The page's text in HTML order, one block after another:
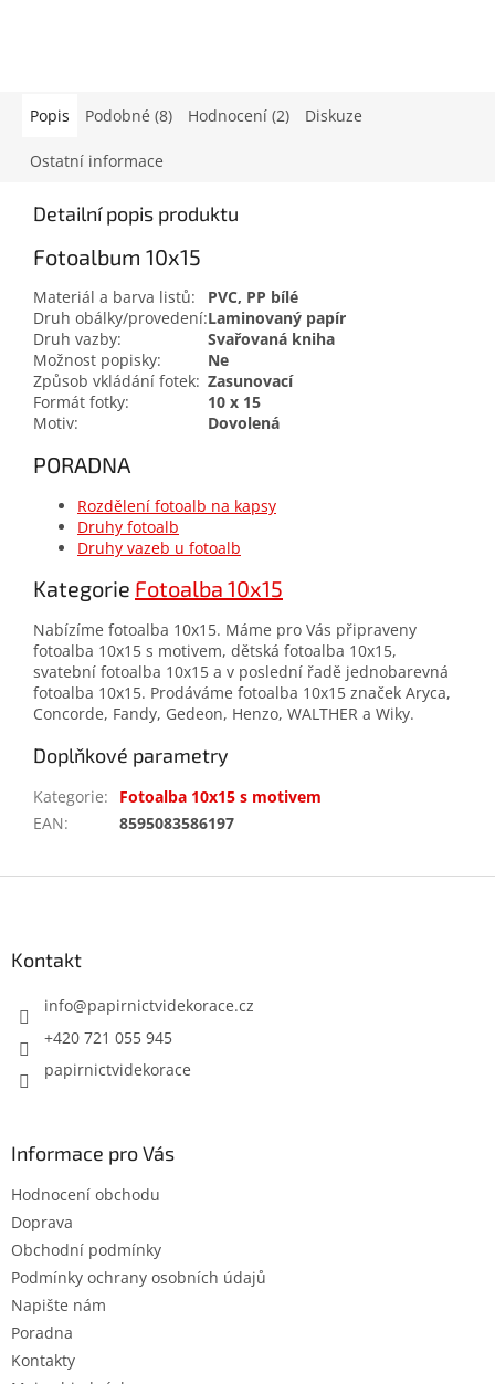
Popis Podobné (8) Hodnocení (2) Diskuze
Ostatní informace
Detailní popis produktu
Fotoalbum 10x15
Materiál a barva listů:
PVC, PP bílé
Druh obálky/provedení:Laminovaný papír
Druh vazby:
Svařovaná kniha
Možnost popisky:
Ne
Způsob vkládání fotek: Zasunovací
Formát fotky:
10 x 15
Motiv:
Dovolená
PORADNA
Rozdělení fotoalb na kapsy
Druhy fotoalb
Druhy vazeb u fotoalb
Kategorie Fotoalba 10x15
Nabízíme fotoalba 10x15. Máme pro Vás připraveny
fotoalba 10x15 s motivem, dětská fotoalba 10x15,
svatební fotoalba 10x15 a v poslední řadě jednobarevná
fotoalba 10x15. Prodáváme fotoalba 10x15 značek Aryca,
Concorde, Fandy, Gedeon, Henzo, WALTHER a Wiky.
Doplňkové parametry
Kategorie:
Fotoalba 10x15 s motivem
EAN: 8595083586197
Kontakt
info@papirnictvidekorace.cz
+420 721 055 945
papirnictvidekorace
Informace pro Vás
Hodnocení obchodu
Doprava
Obchodní podmínky
Podmínky ochrany osobních údajů
Napište nám
Poradna
Kontakty